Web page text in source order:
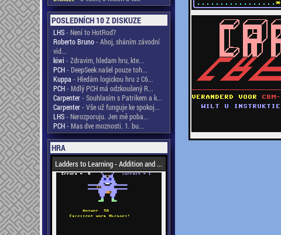
POSLEDNÍCH 10 Z DISKUZE
LHS- Není to HotRod?
Roberto Bruno- Ahoj, sháním závodní
vid...
kiwi - Zdravim, hledam hru, kte...
PCH- DeepSeek našel pouze toh...
Kuppa - Hledám logickou hru z C6...
PCH- Mdlý PCH má odzkoušený R...
Carpenter- Souhlasím s Patrikem a k...
Carpenter- Vše už funguje ke spokoj...
LHS- Nerozporuju. Jen mě poba...
PCH- Mas dve moznosti. 1. bu...
HRA
Ladders to Learning - Addition and ...